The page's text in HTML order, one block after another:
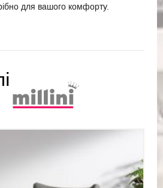
для вашого комфорту.